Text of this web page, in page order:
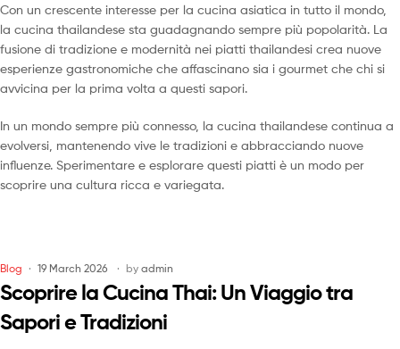
Con un crescente interesse per la cucina asiatica in tutto il mondo,
la cucina thailandese sta guadagnando sempre più popolarità. La
fusione di tradizione e modernità nei piatti thailandesi crea nuove
esperienze gastronomiche che affascinano sia i gourmet che chi si
avvicina per la prima volta a questi sapori.
In un mondo sempre più connesso, la cucina thailandese continua a
evolversi, mantenendo vive le tradizioni e abbracciando nuove
influenze. Sperimentare e esplorare questi piatti è un modo per
scoprire una cultura ricca e variegata.
Blog 19 March 2026 by admin
Scoprire la Cucina Thai: Un Viaggio tra
Sapori e Tradizioni